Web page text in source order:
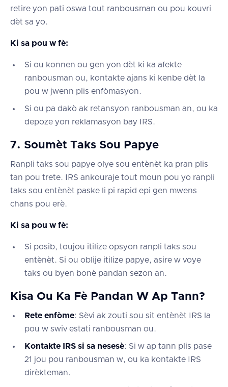
retire yon pati oswa tout ranbousman ou pou kouvri
dèt sa yo.
Ki sa pou w fè:
Si ou konnen ou gen yon dèt ki ka afekte
ranbousman ou, kontakte ajans ki kenbe dèt la
pou w jwenn plis enfòmasyon.
Si ou pa dakò ak retansyon ranbousman an, ou ka
depoze yon reklamasyon bay IRS.
7. Soumèt Taks Sou Papye
Ranpli taks sou papye olye sou entènèt ka pran plis
tan pou trete. IRS ankouraje tout moun pou yo ranpli
taks sou entènèt paske li pi rapid epi gen mwens
chans pou erè.
Ki sa pou w fè:
Si posib, toujou itilize opsyon ranpli taks sou
entènèt. Si ou oblije itilize papye, asire w voye
taks ou byen bonè pandan sezon an.
Kisa Ou Ka Fè Pandan W Ap Tann?
Rete enfòme: Sèvi ak zouti sou sit entènèt IRS la
pou w swiv estati ranbousman ou.
Kontakte IRS si sa nesesè: Si w ap tann plis pase
21 jou pou ranbousman w, ou ka kontakte IRS
dirèkteman.